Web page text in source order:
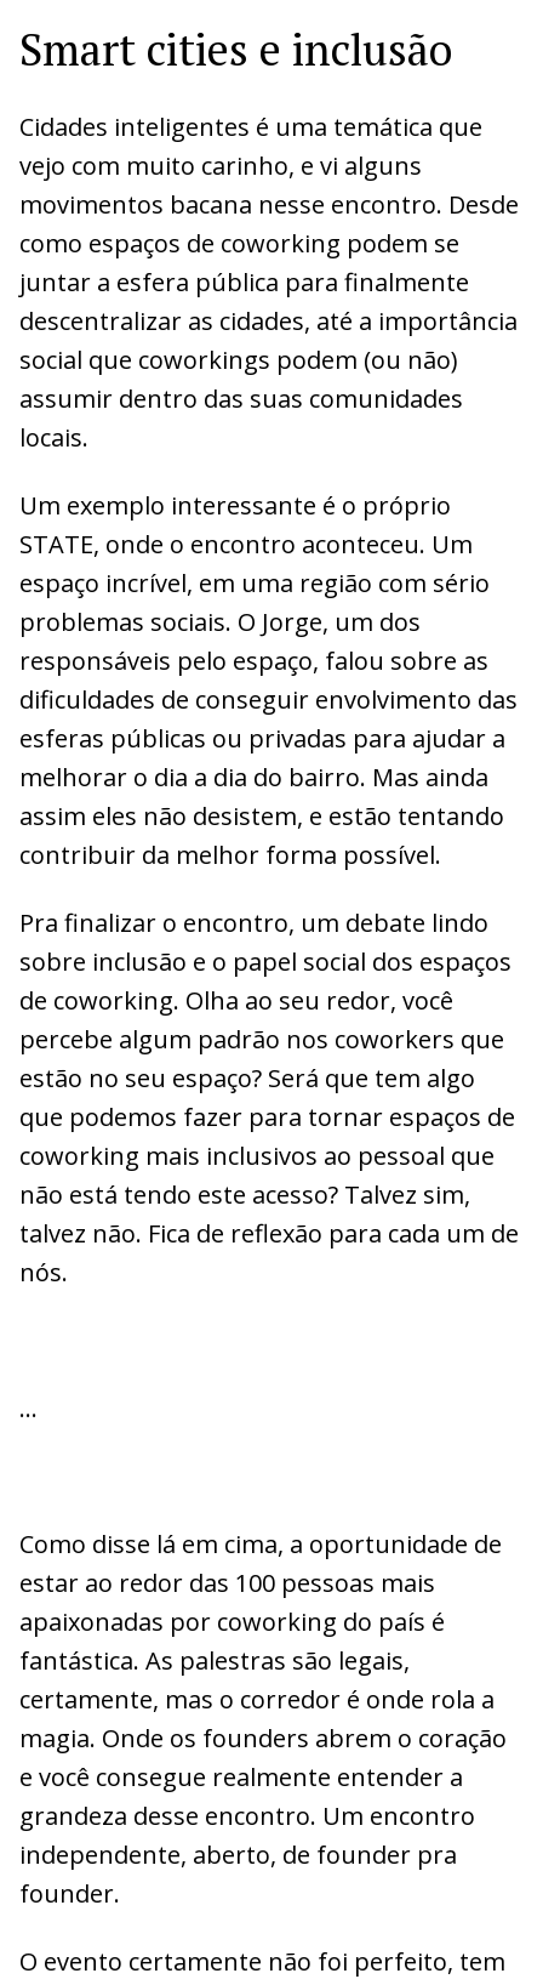
Smart cities e inclusão
Cidades inteligentes é uma temática que
vejo com muito carinho, e vi alguns
movimentos bacana nesse encontro. Desde
como espaços de coworking podem se
juntar a esfera pública para finalmente
descentralizar as cidades, até a importância
social que coworkings podem (ou não)
assumir dentro das suas comunidades
locais.
Um exemplo interessante é o próprio
STATE, onde o encontro aconteceu. Um
espaço incrível, em uma região com sério
problemas sociais. O Jorge, um dos
responsáveis pelo espaço, falou sobre as
dificuldades de conseguir envolvimento das
esferas públicas ou privadas para ajudar a
melhorar o dia a dia do bairro. Mas ainda
assim eles não desistem, e estão tentando
contribuir da melhor forma possível.
Pra finalizar o encontro, um debate lindo
sobre inclusão e o papel social dos espaços
de coworking. Olha ao seu redor, você
percebe algum padrão nos coworkers que
estão no seu espaço? Será que tem algo
que podemos fazer para tornar espaços de
coworking mais inclusivos ao pessoal que
não está tendo este acesso? Talvez sim,
talvez não. Fica de reflexão para cada um de
nós.
…
Como disse lá em cima, a oportunidade de
estar ao redor das 100 pessoas mais
apaixonadas por coworking do país é
fantástica. As palestras são legais,
certamente, mas o corredor é onde rola a
magia. Onde os founders abrem o coração
e você consegue realmente entender a
grandeza desse encontro. Um encontro
independente, aberto, de founder pra
founder.
O evento certamente não foi perfeito, tem